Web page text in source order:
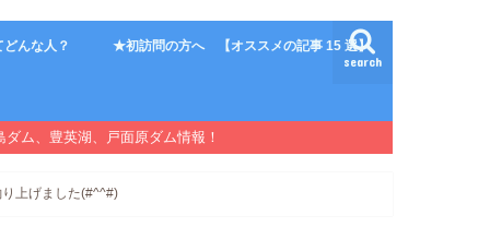
search
んな人？ ★初訪問の方へ 【オススメの記事 15 選】
ム、豊英湖、戸面原ダム情報！
上げました(#^^#)